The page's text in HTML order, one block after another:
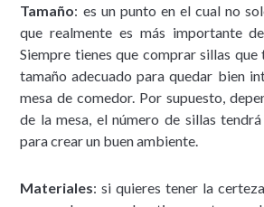
Tamaño: es un punto en el cual no
que realmente es más importante
Siempre tienes que comprar sillas
tamaño adecuado para quedar bien
mesa de comedor. Por supuesto,
de la mesa, el número de sillas
para crear un buen ambiente.
Materiales: si quieres tener la